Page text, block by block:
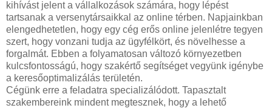
kihívást jelent a vállalkozások számára, hogy lépést
tartsanak a versenytársaikkal az online térben. Napjainkban
elengedhetetlen, hogy egy cég erős online jelenlétre tegyen
szert, hogy vonzani tudja az ügyfélkört, és növelhesse a
forgalmát. Ebben a folyamatosan változó környezetben
kulcsfontosságú, hogy szakértő segítséget vegyünk igénybe
a keresőoptimalizálás területén.
Cégünk erre a feladatra specializálódott. Tapasztalt
szakembereink mindent megtesznek, hogy a lehető